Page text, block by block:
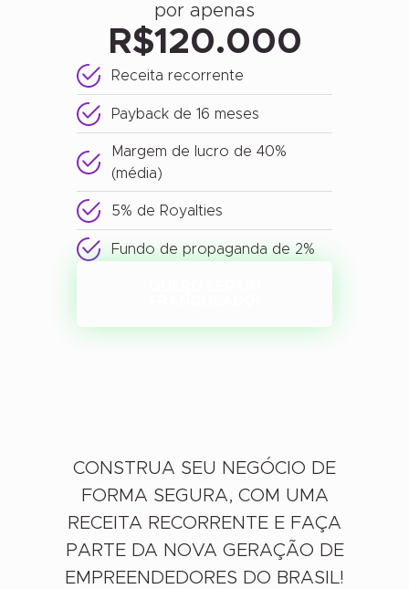
por apenas
R$120.000
Receita recorrente
Payback de 16 meses
Margem de lucro de 40%
(média)
5% de Royalties
Fundo de propaganda de 2%
CONSTRUA SEU NEGÓCIO DE
FORMA SEGURA, COM UMA
RECEITA RECORRENTE E FAÇA
PARTE DA NOVA GERAÇÃO DE
EMPREENDEDORES DO BRASIL!